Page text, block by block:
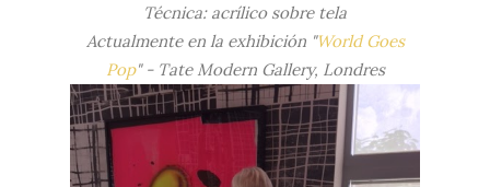
Técnica: acrílico sobre tela
Actualmente en la exhibición "World Goes
Pop" - Tate Modern Gallery, Londres